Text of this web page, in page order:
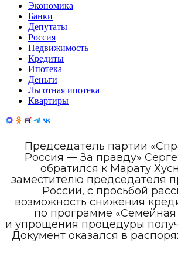
Экономика
Банки
Депутаты
Россия
Недвижимость
Кредиты
Ипотека
Деньги
Льготная ипотека
Квартиры
Председатель партии
Россия — За правду»
обратился к Марату
заместителю председателя
России, с просьбой
возможность снижения
по программе «Семейная
и упрощения процедуры
Документ оказался в